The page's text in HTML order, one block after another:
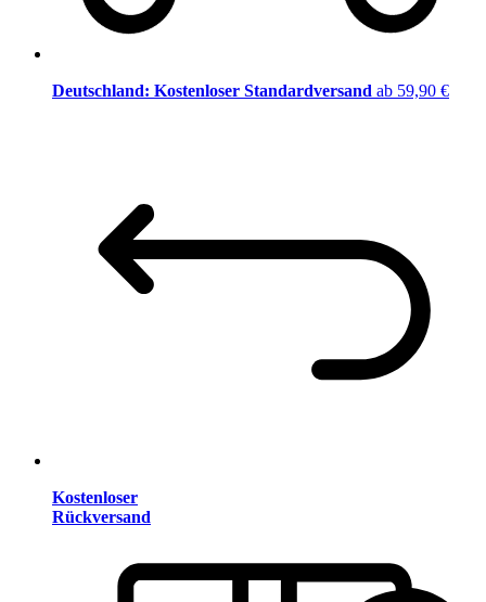
Deutschland: Kostenloser Standardversand ab 59,90 €
Kostenloser
Rückversand